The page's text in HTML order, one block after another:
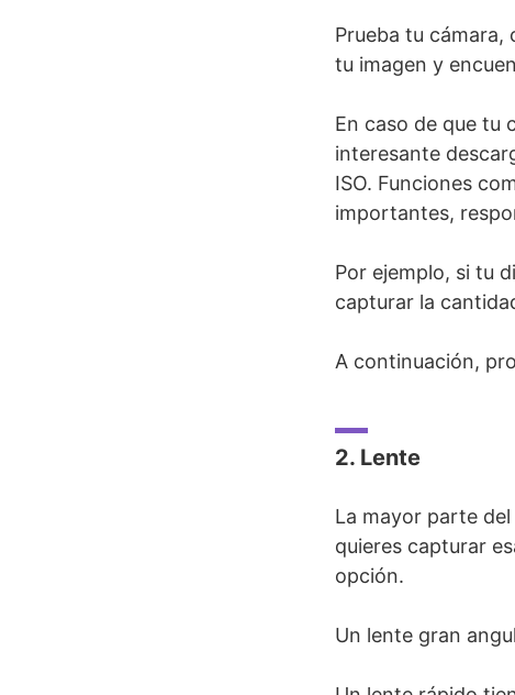
Prueba tu cámara,
tu imagen y
En caso de que tu
interesante
ISO. Funciones
importantes,
Por ejemplo, si tu
capturar la
A continuación,
2. Lente
La mayor parte
quieres capturar
opción.
Un lente gran